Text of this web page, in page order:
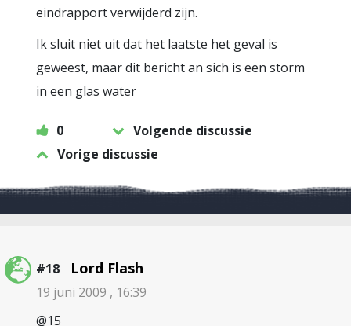
eindrapport verwijderd zijn.
Ik sluit niet uit dat het laatste het geval is
geweest, maar dit bericht an sich is een storm
in een glas water
0
Volgende discussie
Vorige discussie
#18 Lord Flash
19 juni 2009 , 16:39
@15